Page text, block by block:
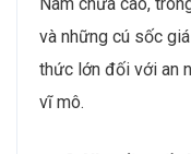
và những cú sốc
thức lớn đối với an
vĩ mô.